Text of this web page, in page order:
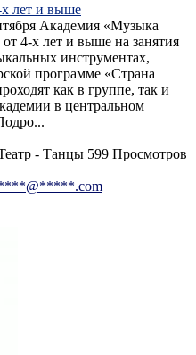
х лет и выше
Академия «Музыка
4-х лет и выше на занятия
инструментах,
программе «Страна
как в группе, так и
в центральном
- Танцы 599 Просмотров